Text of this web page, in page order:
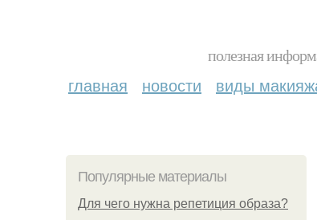
полезная
главная новости виды
Популярные материалы
Для чего нужна репетиция образа?